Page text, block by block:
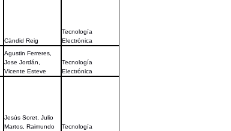
Càndid Reig
Tecnología
Electrónica
Agustin Ferreres,
Jose Jordán,
Vicente Esteve
Tecnología
Electrónica
Jesús Soret, Julio
Martos, Raimundo
Tecnología